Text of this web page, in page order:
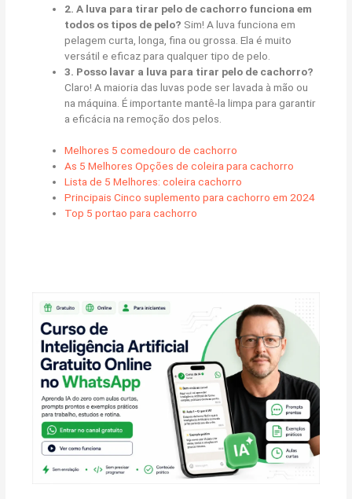
2. A luva para tirar pelo de cachorro funciona em
todos os tipos de pelo? Sim! A luva funciona em
pelagem curta, longa, fina ou grossa. Ela é muito
versátil e eficaz para qualquer tipo de pelo.
3. Posso lavar a luva para tirar pelo de cachorro?
Claro! A maioria das luvas pode ser lavada à mão ou
na máquina. É importante mantê-la limpa para garantir
a eficácia na remoção dos pelos.
Melhores 5 comedouro de cachorro
As 5 Melhores Opções de coleira para cachorro
Lista de 5 Melhores: coleira cachorro
Principais Cinco suplemento para cachorro em 2024
Top 5 portao para cachorro